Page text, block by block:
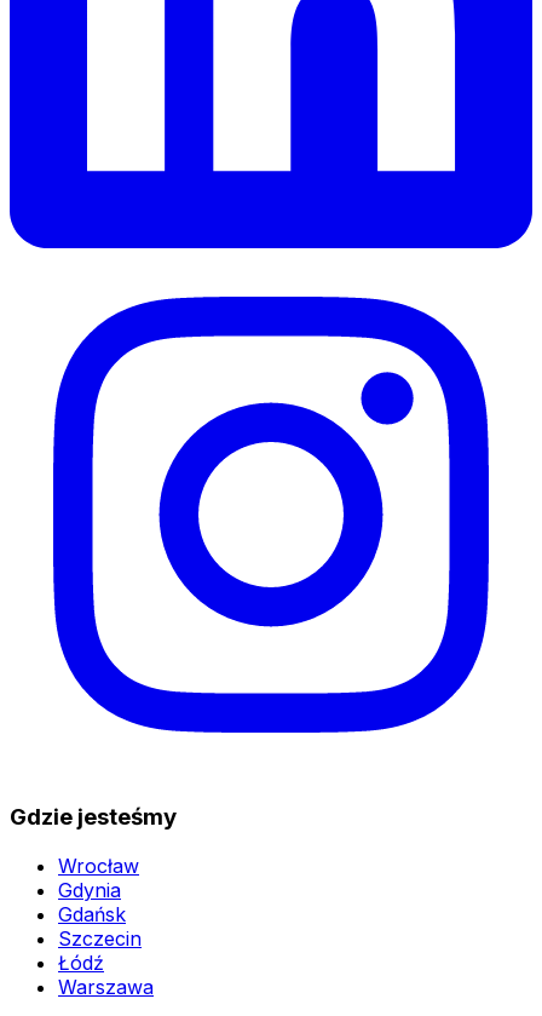
Gdzie jesteśmy
Wrocław
Gdynia
Gdańsk
Szczecin
Łódź
Warszawa